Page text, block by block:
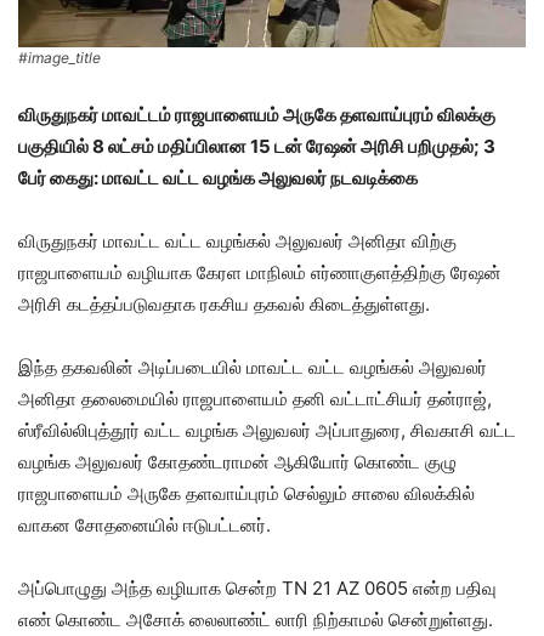
#image_title
விருதுநகர் மாவட்டம் ராஜபாளையம் அருகே தளவாய்புரம் விலக்கு
பகுதியில் 8 லட்சம் மதிப்பிலான 15 டன் ரேஷன் அரிசி பறிமுதல்; 3
பேர் கைது: மாவட்ட வட்ட வழங்க அலுவலர் நடவடிக்கை
விருதுநகர் மாவட்ட வட்ட வழங்கல் அலுவலர் அனிதா விற்கு
ராஜபாளையம் வழியாக கேரள மாநிலம் எர்ணாகுளத்திற்கு ரேஷன்
அரிசி கடத்தப்படுவதாக ரகசிய தகவல் கிடைத்துள்ளது.
இந்த தகவலின் அடிப்படையில் மாவட்ட வட்ட வழங்கல் அலுவலர்
அனிதா தலைமையில் ராஜபாளையம் தனி வட்டாட்சியர் தன்ராஜ்,
ஸ்ரீவில்லிபுத்தூர் வட்ட வழங்க அலுவலர் அப்பாதுரை, சிவகாசி வட்ட
வழங்க அலுவலர் கோதண்டராமன் ஆகியோர் கொண்ட குழு
ராஜபாளையம் அருகே தளவாய்புரம் செல்லும் சாலை விலக்கில்
வாகன சோதனையில் ஈடுபட்டனர்.
அப்பொழுது அந்த வழியாக சென்ற TN 21 AZ 0605 என்ற பதிவு
எண் கொண்ட அசோக் லைலாண்ட் லாரி நிற்காமல் சென்றுள்ளது.